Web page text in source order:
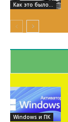
Как это было...
Windows и ПК